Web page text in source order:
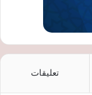
تعليقات